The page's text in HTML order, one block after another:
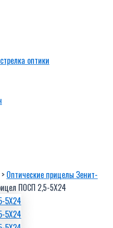
оптики
> Оптические прицелы Зенит-
ПОСП 2,5-5Х24